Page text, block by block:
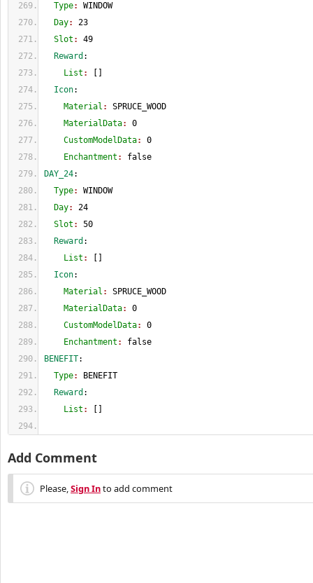
Type: WINDOW
Day: 23
Slot : 49
Reward :
List :
Icon:
Material : SPRUCE_WOOD
MaterialData: 0
CustomModelData: 0
Enchantment : false
DAY_24:
Type: WINDOW
Day: 24
Slot : 50
Reward :
List :
Icon:
Material : SPRUCE_WOOD
MaterialData: 0
CustomModelData: 0
Enchantment : false
BENEFIT:
Type:
BENEFIT
Reward :
List :
Add Comment
Please,Sign Into add comment